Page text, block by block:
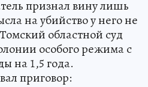
признал вину лишь
на убийство у него не
областной суд
особого режима с
на 1,5 года.
приговор: